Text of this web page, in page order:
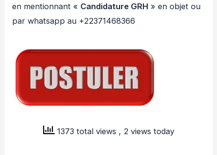
en mentionnant « Candidature GRH » en objet ou
par whatsapp au +22371468366
1373 total views , 2 views today